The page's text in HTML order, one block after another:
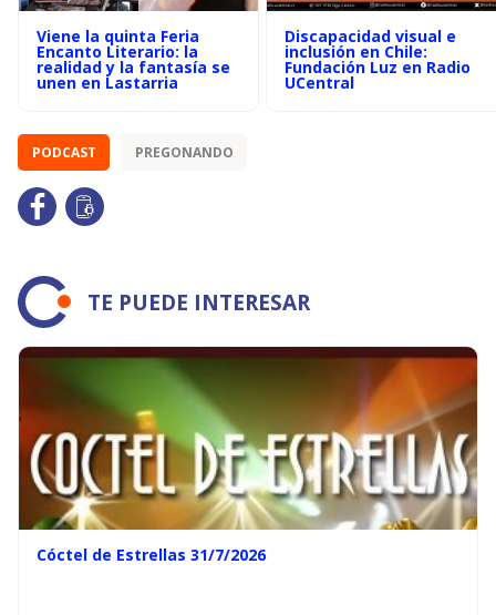
Viene la quinta Feria
Encanto Literario: la
realidad y la fantasía se
unen en Lastarria
Discapacidad visual e
inclusión en Chile:
Fundación Luz en Radio
UCentral
PODCAST PREGONANDO
TE PUEDE INTERESAR
Cóctel de Estrellas 31/7/2026